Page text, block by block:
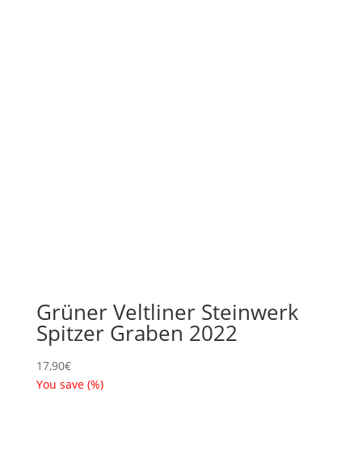
Grüner Veltliner Steinwerk
Spitzer Graben 2022
17,90€
You save (%)